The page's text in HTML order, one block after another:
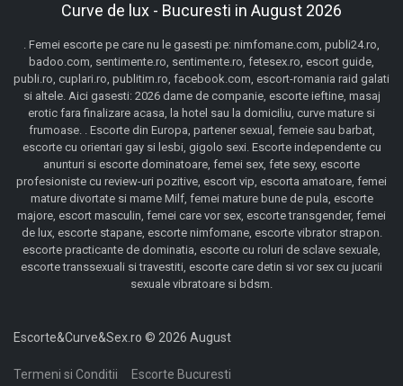
Curve de lux - Bucuresti in August 2026
. Femei escorte pe care nu le gasesti pe: nimfomane.com, publi24.ro,
badoo.com, sentimente.ro, sentimente.ro, fetesex.ro, escort guide,
publi.ro, cuplari.ro, publitim.ro, facebook.com, escort-romania raid galati
si altele. Aici gasesti: 2026 dame de companie, escorte ieftine, masaj
erotic fara finalizare acasa, la hotel sau la domiciliu, curve mature si
frumoase. . Escorte din Europa, partener sexual, femeie sau barbat,
escorte cu orientari gay si lesbi, gigolo sexi. Escorte independente cu
anunturi si escorte dominatoare, femei sex, fete sexy, escorte
profesioniste cu review-uri pozitive, escort vip, escorta amatoare, femei
mature divortate si mame Milf, femei mature bune de pula, escorte
majore, escort masculin, femei care vor sex, escorte transgender, femei
de lux, escorte stapane, escorte nimfomane, escorte vibrator strapon.
escorte practicante de dominatia, escorte cu roluri de sclave sexuale,
escorte transsexuali si travestiti, escorte care detin si vor sex cu jucarii
sexuale vibratoare si bdsm.
Escorte&Curve&Sex.ro © 2026 August
Termeni si Conditii Escorte Bucuresti